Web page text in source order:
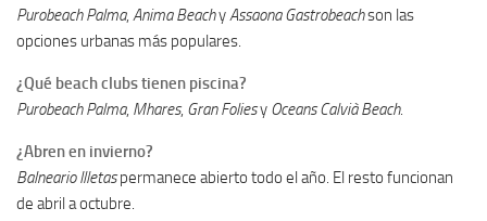
Purobeach Palma, Anima BeachyAssaona Gastrobeachson las
opciones urbanas más populares.
¿Qué beach clubs tienen piscina?
Purobeach Palma, Mhares, Gran Foliesy Oceans Calvià Beach.
¿Abren en invierno?
Balneario Illetaspermanece abierto todo el año. El resto funcionan
de abril a octubre.